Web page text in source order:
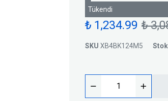
Silindirik SigortalarTükendi
₺ 1,234.99 ₺
SKU XB4BK124M5 Stok